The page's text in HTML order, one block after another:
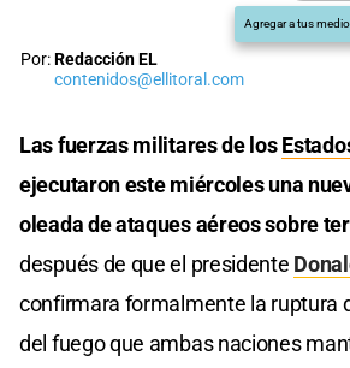
Agregar a tus
Por:Redacción EL
contenidos@ellitoral.com
Las fuerzas militares de los
ejecutaron este miércoles una
oleada de ataques aéreos sobre
después de que el presidente
confirmara formalmente la ruptura
del fuego que ambas naciones